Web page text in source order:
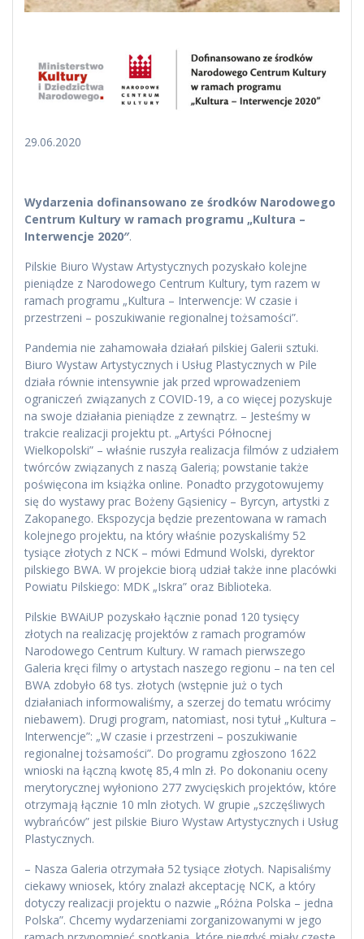
29.06.2020
Wydarzenia dofinansowano ze środków Narodowego
Centrum Kultury w ramach programu „Kultura –
Interwencje 2020″.
Pilskie Biuro Wystaw Artystycznych pozyskało kolejne
pieniądze z Narodowego Centrum Kultury, tym razem w
ramach programu „Kultura – Interwencje: W czasie i
przestrzeni – poszukiwanie regionalnej tożsamości”.
Pandemia nie zahamowała działań pilskiej Galerii sztuki.
Biuro Wystaw Artystycznych i Usług Plastycznych w Pile
działa równie intensywnie jak przed wprowadzeniem
ograniczeń związanych z COVID-19, a co więcej pozyskuje
na swoje działania pieniądze z zewnątrz. – Jesteśmy w
trakcie realizacji projektu pt. „Artyści Północnej
Wielkopolski” – właśnie ruszyła realizacja filmów z udziałem
twórców związanych z naszą Galerią; powstanie także
poświęcona im książka online. Ponadto przygotowujemy
się do wystawy prac Bożeny Gąsienicy – Byrcyn, artystki z
Zakopanego. Ekspozycja będzie prezentowana w ramach
kolejnego projektu, na który właśnie pozyskaliśmy 52
tysiące złotych z NCK – mówi Edmund Wolski, dyrektor
pilskiego BWA. W projekcie biorą udział także inne placówki
Powiatu Pilskiego: MDK „Iskra” oraz Biblioteka.
Pilskie BWAiUP pozyskało łącznie ponad 120 tysięcy
złotych na realizację projektów z ramach programów
Narodowego Centrum Kultury. W ramach pierwszego
Galeria kręci filmy o artystach naszego regionu – na ten cel
BWA zdobyło 68 tys. złotych (wstępnie już o tych
działaniach informowaliśmy, a szerzej do tematu wrócimy
niebawem). Drugi program, natomiast, nosi tytuł „Kultura –
Interwencje”: „W czasie i przestrzeni – poszukiwanie
regionalnej tożsamości”. Do programu zgłoszono 1622
wnioski na łączną kwotę 85,4 mln zł. Po dokonaniu oceny
merytorycznej wyłoniono 277 zwycięskich projektów, które
otrzymają łącznie 10 mln złotych. W grupie „szczęśliwych
wybrańców” jest pilskie Biuro Wystaw Artystycznych i Usług
Plastycznych.
– Nasza Galeria otrzymała 52 tysiące złotych. Napisaliśmy
ciekawy wniosek, który znalazł akceptację NCK, a który
dotyczy realizacji projektu o nazwie „Różna Polska – jedna
Polska”. Chcemy wydarzeniami zorganizowanymi w jego